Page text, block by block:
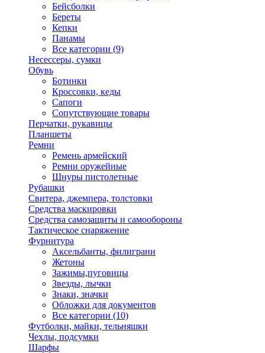
Бейсболки
Береты
Кепки
Панамы
Все категории (9)
Несессеры, сумки
Обувь
Ботинки
Кроссовки, кеды
Сапоги
Сопутствующие товары
Перчатки, рукавицы
Планшеты
Ремни
Ремень армейский
Ремни оружейные
Шнуры пистолетные
Рубашки
Свитера, джемпера, толстовки
Средства маскировки
Средства самозащиты и самообороны
Тактическое снаряжение
Фурнитура
Аксельбанты, филиграни
Жетоны
Зажимы,пуговицы
Звезды, лычки
Знаки, значки
Обложки для документов
Все категории (10)
Футболки, майки, тельняшки
Чехлы, подсумки
Шарфы